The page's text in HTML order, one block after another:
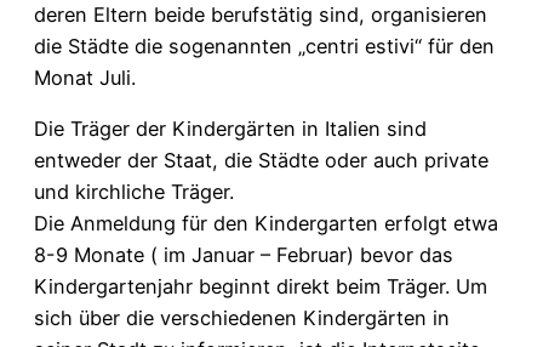
deren Eltern beide berufstätig sind, organisieren
die Städte die sogenannten „centri estivi“ für den
Monat Juli.
Die Träger der Kindergärten in Italien sind
entweder der Staat, die Städte oder auch private
und kirchliche Träger.
Die Anmeldung für den Kindergarten erfolgt etwa
8-9 Monate ( im Januar – Februar) bevor das
Kindergartenjahr beginnt direkt beim Träger. Um
sich über die verschiedenen Kindergärten in